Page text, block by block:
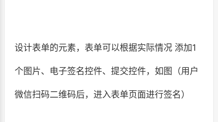
设计表单的元素，表单可以根据实际情况 添加1
个图片、电子签名控件、提交控件，如图（用户
微信扫码二维码后，进入表单页面进行签名）